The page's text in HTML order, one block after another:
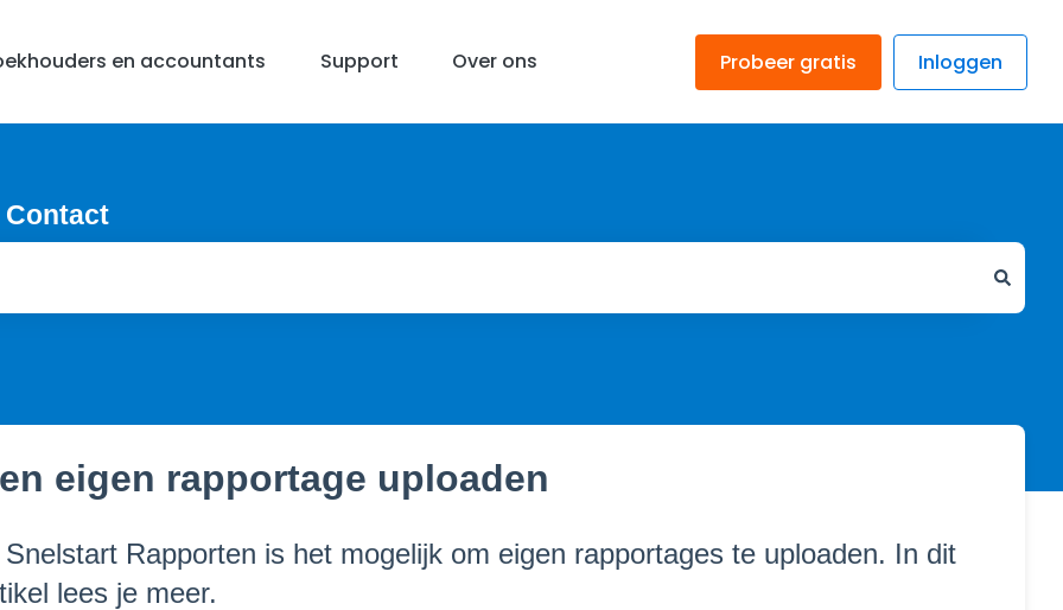
Probeer gratis Inloggen
en accountants Support Over ons
Contact
eigen rapportage uploaden
Snelstart Rapporten is het mogelijk om eigen rapportages te uploaden. In dit
lees je meer.